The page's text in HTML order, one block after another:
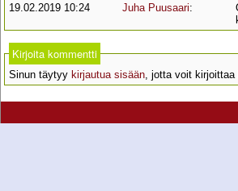
19.02.2019 10:24 Juha Puusaari:
Kirjoita kommentti
Sinun täytyy kirjautua sisään, jotta voit kirjoittaa